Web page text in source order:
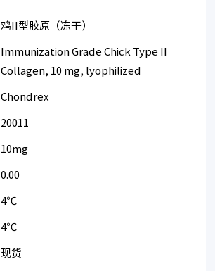
鸡II型胶原（冻干）
Immunization Grade Chick Type II
Collagen, 10 mg, lyophilized
Chondrex
20011
10mg
0.00
4℃
4℃
现货